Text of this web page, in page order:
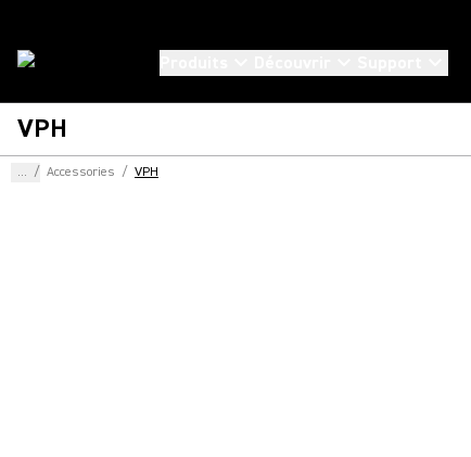
VPH
... / Accessories / VPH